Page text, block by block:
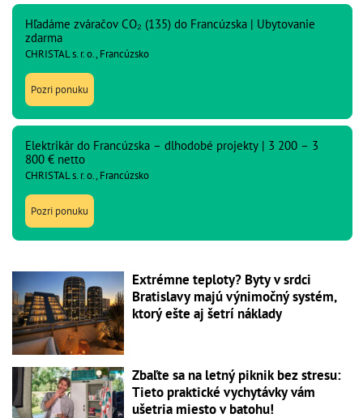
Hľadáme zváračov CO₂ (135) do Francúzska | Ubytovanie
zdarma
CHRISTAL s. r. o., Francúzsko
Pozri ponuku
Elektrikár do Francúzska – dlhodobé projekty | 3 200 – 3
800 € netto
CHRISTAL s. r. o., Francúzsko
Pozri ponuku
Extrémne teploty? Byty v srdci
Bratislavy majú výnimočný systém,
ktorý ešte aj šetrí náklady
Zbaľte sa na letný piknik bez stresu:
Tieto praktické vychytávky vám
ušetria miesto v batohu!